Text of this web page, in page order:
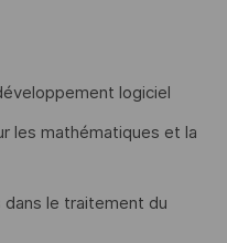
logiciel
les mathématiques et la
dans le traitement du